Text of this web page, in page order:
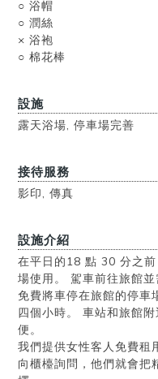
○ 浴帽
○ 潤絲
× 浴袍
○ 棉花棒
設施
露天浴場, 停車場完善
接待服務
影印, 傳真
設施介紹
在平日的18 點 30 分之
場使用。 駕車前往旅館
免費將車停在旅館的停車
四個小時。 車站和旅館
便。
我們提供女性客人免費租
向櫃檯詢問，他們就會把